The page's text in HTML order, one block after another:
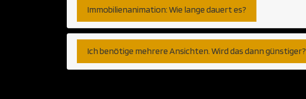
Immobilienanimation: Wie lange dauert es?
Ich benötige mehrere Ansichten. Wird das dann günstiger?